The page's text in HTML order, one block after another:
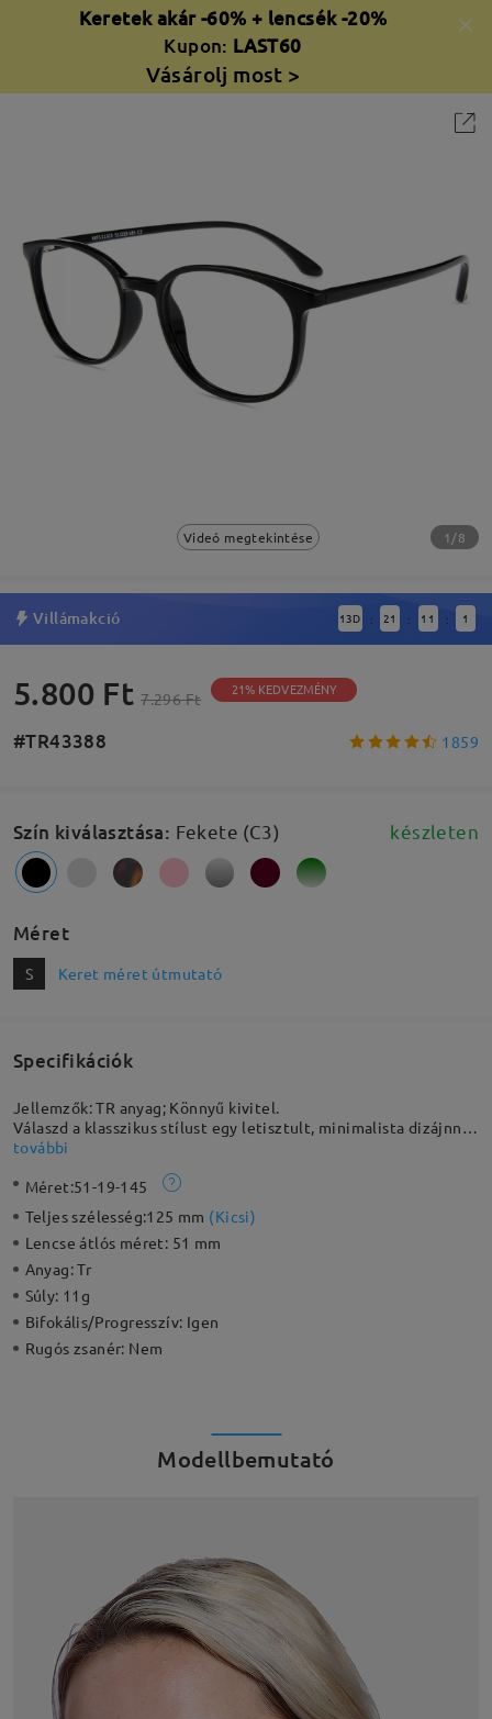
Keretek akár -60% + lencsék -20%
Kupon: LAST60
Vásárolj most >
Videó megtekintése 1/8
Villámakció 13D : 21 : 11 : 0
5.800 Ft 7.296 Ft 21% KEDVEZMÉNY
#TR43388 1859
Szín kiválasztása: Fekete (C3) készleten
Méret
S Keret méret útmutató
Specifikációk
Jellemzők: TR anyag; Könnyű kivitel.
Válaszd a klasszikus stílust egy letisztult, minimalista dizájnnal,
ami mindenhez remekül illik. Rendkívül tartós és könnyű –
marad. Klasszikus kialakításának köszönhetően nők és férfiak
számára egyaránt ideális választás.
további
Méret:51-19-145
Teljes szélesség:125 mm (Kicsi)
Lencse átlós méret: 51 mm
Anyag:Tr
Súly: 11g
Bifokális/Progresszív: Igen
Rugós zsanér: Nem
Modellbemutató